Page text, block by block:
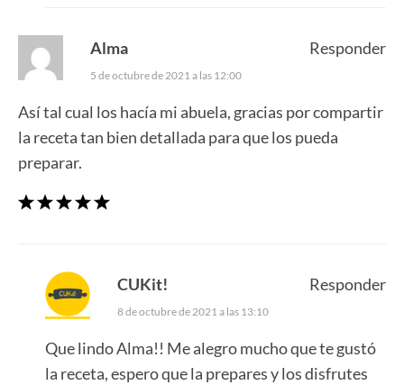
Alma
5 de octubre de 2021 a las 12:00
Así tal cual los hacía mi abuela, gracias por compartir
la receta tan bien detallada para que los pueda
preparar.
Responder
CUKit!
8 de octubre de 2021 a las 13:10
Que lindo Alma!! Me alegro mucho que te gustó
la receta, espero que la prepares y los disfrutes
Responder